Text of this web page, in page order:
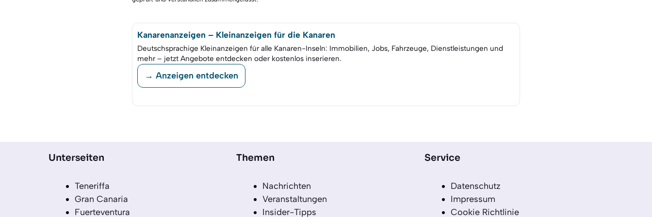
Kanarenanzeigen – Kleinanzeigen für die Kanaren
Deutschsprachige Kleinanzeigen für alle Kanaren-Inseln: Immobilien, Jobs, Fahrzeuge, Dienstleistungen und
mehr – jetzt Angebote entdecken oder kostenlos inserieren.
→ Anzeigen entdecken
Unterseiten
Teneriffa
Gran Canaria
Fuerteventura
Themen
Nachrichten
Veranstaltungen
Insider-Tipps
Service
Datenschutz
Impressum
Cookie Richtlinie